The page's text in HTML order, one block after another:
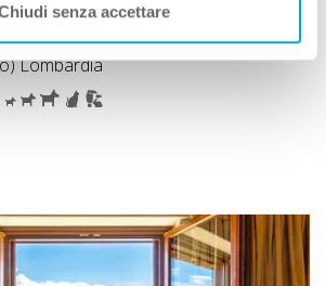
senza accettare
Lombardia